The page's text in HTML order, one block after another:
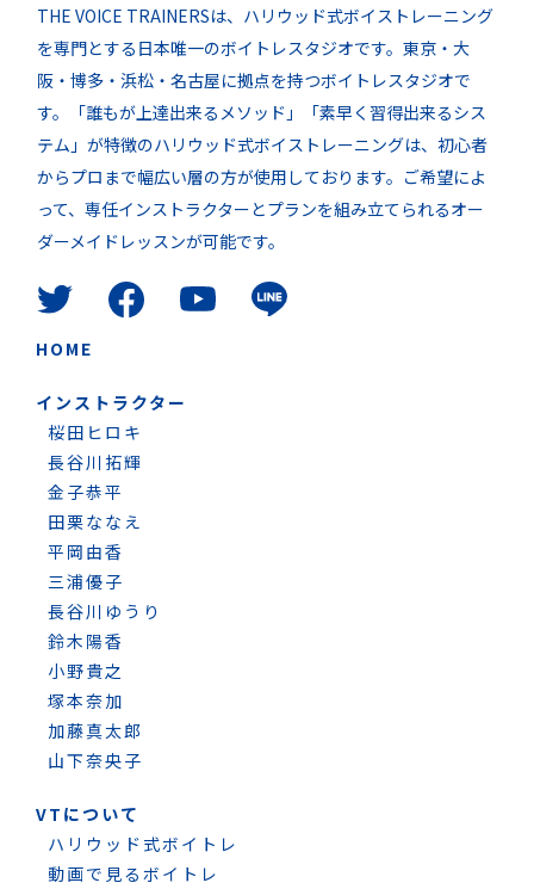
THE VOICE TRAINERSは、ハリウッド式ボイストレーニング
を専門とする日本唯一のボイトレスタジオです。東京・大
阪・博多・浜松・名古屋に拠点を持つボイトレスタジオで
す。「誰もが上達出来るメソッド」「素早く習得出来るシス
テム」が特徴のハリウッド式ボイストレーニングは、初心者
からプロまで幅広い層の方が使用しております。ご希望によ
って、専任インストラクターとプランを組み立てられるオー
ダーメイドレッスンが可能です。
HOME
インストラクター
桜田ヒロキ
長谷川拓輝
金子恭平
田栗ななえ
平岡由香
三浦優子
長谷川ゆうり
鈴木陽香
小野貴之
塚本奈加
加藤真太郎
山下奈央子
VTについて
ハリウッド式ボイトレ
動画で見るボイトレ